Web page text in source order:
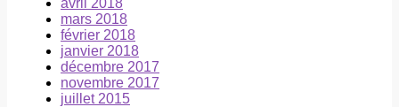
mars 2018
février 2018
janvier 2018
décembre 2017
novembre 2017
juillet 2015